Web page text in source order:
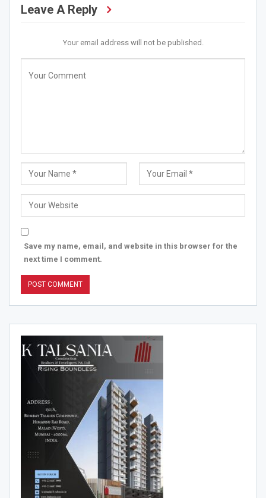
Leave A Reply
Your email address will not be published.
Save my name, email, and website in this browser for the
next time I comment.